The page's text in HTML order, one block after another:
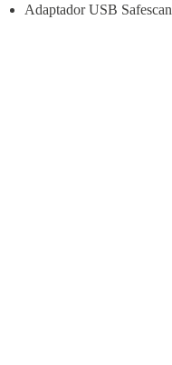
Adaptador USB Safescan